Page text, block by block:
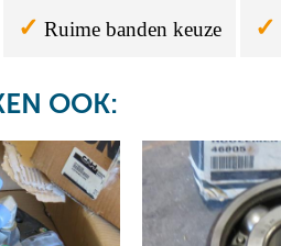
✓ Ruime banden keuze ✓
OOK: